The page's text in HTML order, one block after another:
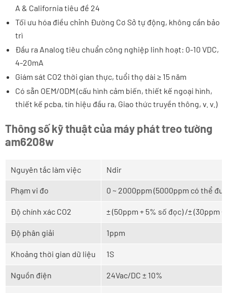
A & California tiêu đề 24
Tối ưu hóa điều chỉnh Đường Cơ Sở tự động, không cần bảo
trì
Đầu ra Analog tiêu chuẩn công nghiệp linh hoạt: 0-10 VDC,
4-20mA
Giám sát CO2 thời gian thực, tuổi thọ dài ≥ 15 năm
Có sẵn OEM/ODM (cấu hình cảm biến, thiết kế ngoại hình,
thiết kế pcba, tín hiệu đầu ra, Giao thức truyền thông, v. v.)
Thông số kỹ thuật của máy phát treo tường
am6208w
Nguyên tắc làm việc Ndir
Phạm vi đo 0 ~ 2000ppm (5000ppm có thể
Độ chính xác CO2 ± (50ppm + 5% số đọc) /± (30ppm
Độ phân giải 1ppm
Khoảng thời gian dữ liệu 1S
Nguồn điện 24Vac/DC ± 10%